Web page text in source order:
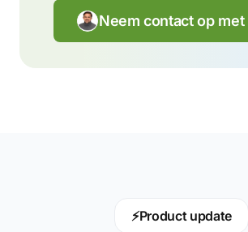
Neem contact op met
⚡Product update